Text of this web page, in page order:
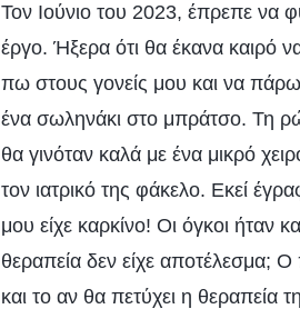
Τον Ιούνιο του 2023, έπρεπε να
έργο. Ήξερα ότι θα έκανα καιρό
πω στους γονείς μου και να
ένα σωληνάκι στο μπράτσο. Τη
θα γινόταν καλά με ένα μικρό
τον ιατρικό της φάκελο. Εκεί
μου είχε καρκίνο! Οι όγκοι ήταν
θεραπεία δεν είχε αποτέλεσμα;
και το αν θα πετύχει η θεραπεία